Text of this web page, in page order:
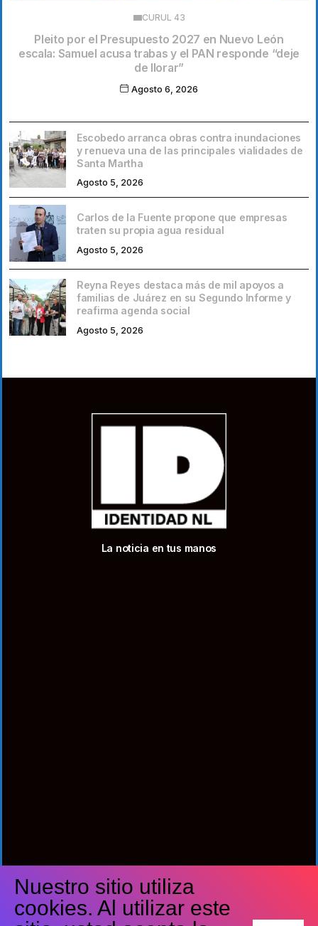
CURUL 43
Pleito por el Presupuesto 2027 en Nuevo León
escala: Samuel acusa trabas y el PAN responde “deje
de llorar”
Agosto 6, 2026
Escobedo arranca obras contra inundaciones
y renueva una de las principales vialidades de
Santa Martha
Agosto 5, 2026
Carlos de la Fuente propone que empresas
traten su propia agua residual
Agosto 5, 2026
Reyna Reyes destaca más de mil apoyos a
familias de Juárez en su Segundo Informe y
reafirma agenda social
Agosto 5, 2026
La noticia en tus manos
Síguenos
Facebook Youtube
Nuestro sitio utiliza
cookies. Al utilizar este